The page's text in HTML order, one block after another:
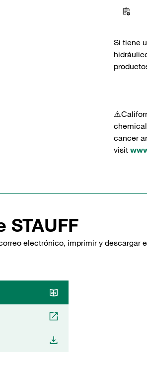
Si tiene
cancer
visit
STAUFF
electrónico, imprimir y descargar